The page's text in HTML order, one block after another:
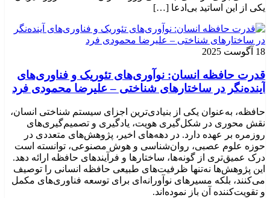
یکی از این اساتید بی‌ادعا […]
18 آگوست 2025
قدرت حافظه انسان: نوآوری‌های تئوریک و فناوری‌های
آینده‌نگر در ساختارهای شناختی – علیرضا محمودی فرد
حافظه، به‌عنوان یکی از بنیادی‌ترین اجزای سیستم شناختی انسان،
نقش محوری در شکل‌گیری هویت، یادگیری و تصمیم‌گیری‌های
روزمره بر عهده دارد. در دهه‌های اخیر، پژوهش‌های متعددی در
حوزه علوم عصبی، روان‌شناسی و هوش مصنوعی، توانسته‌ است
درک عمیق‌تری از گونه‌ها، ساختارها و فرآیندهای حافظه ارائه دهد.
این پژوهش‌ها نه‌تنها ظرفیت‌های طبیعی حافظه انسانی را توصیف
می‌کنند، بلکه مسیرهای نوآورانه‌ای برای توسعه فناوری‌های مکمل
و تقویت‌کننده آن باز نموده‌اند.